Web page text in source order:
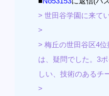
> 世田谷学園に来てい
>
> 梅丘の世田谷区4
は、疑問でした。3
しい、技術のあるチ
>